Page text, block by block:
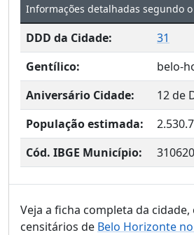
Informações detalhadas segundo o
DDD da Cidade:
31
Gentílico:
belo-
Aniversário Cidade:
12 de
População estimada:
Cód. IBGE Município:
Veja a ficha completa da
censitários de Belo Horizonte no